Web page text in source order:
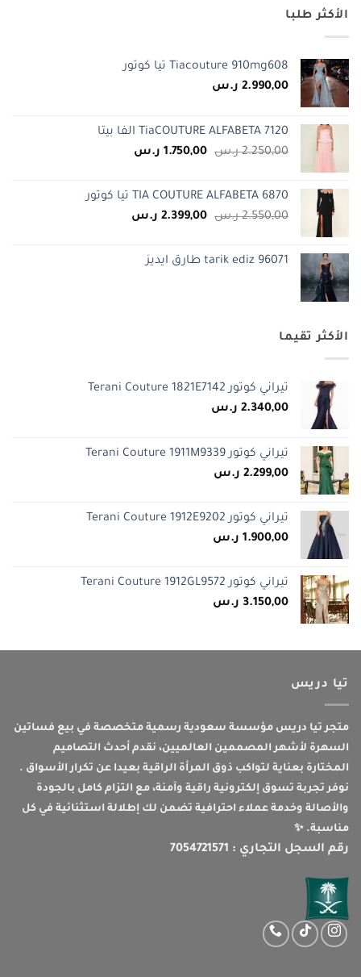
الأكثر طلبا
Tiacouture 910mg608 تيا كوتور
2.990,00 ر.س
TiaCOUTURE ALFABETA 7120 الفا بيتا
2.250,00 ر.س السعر
2.250,00 ر.س.
1.750,00 ر.سالسعر
1.750,00 ر.س.TIA COUTURE ALFABETA 6870 تيا كوتور
2.550,00 ر.س السعر
2.550,00 ر.س.
2.399,00 ر.سالسعر
tarik ediz 96071 طارق ايديز
الأكثر تقيما
تيراني كوتور Terani Couture 1821E7142
2.340,00 ر.س
تيراني كوتور Terani Couture 1911M9339
2.299,00 ر.س
تيراني كوتور Terani Couture 1912E9202
1.900,00 ر.س
تيراني كوتور Terani Couture 1912GL9572
3.150,00 ر.س
تيا دريس
متجر تيا دريس مؤسسة سعودية رسمية متخصصة في بيع فساتين
السهرة لأشهر المصممين العالميين، نقدم أحدث التصاميم
المختارة بعناية لتواكب ذوق المرأة الراقية بعيدا عن تكرار الأسواق .
نوفر تجربة تسوق إلكترونية راقية وآمنة، مع التزام كامل بالجودة
والأصالة وخدمة عملاء احترافية تضمن لك إطلالة استثنائية في كل
مناسبة. ✨
رقم السجل التجاري : 7054721571